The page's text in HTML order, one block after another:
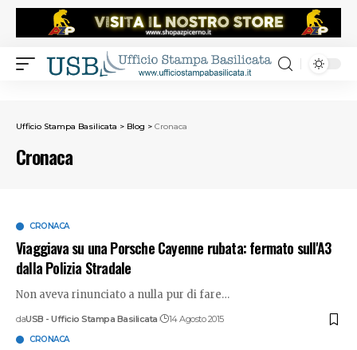
Ufficio Stampa Basilicata > Blog > Cronaca
Cronaca
CRONACA
Viaggiava su una Porsche Cayenne rubata: fermato sull'A3
dalla Polizia Stradale
Non aveva rinunciato a nulla pur di fare…
daUSB - Ufficio Stampa Basilicata 14 Agosto 2015
CRONACA